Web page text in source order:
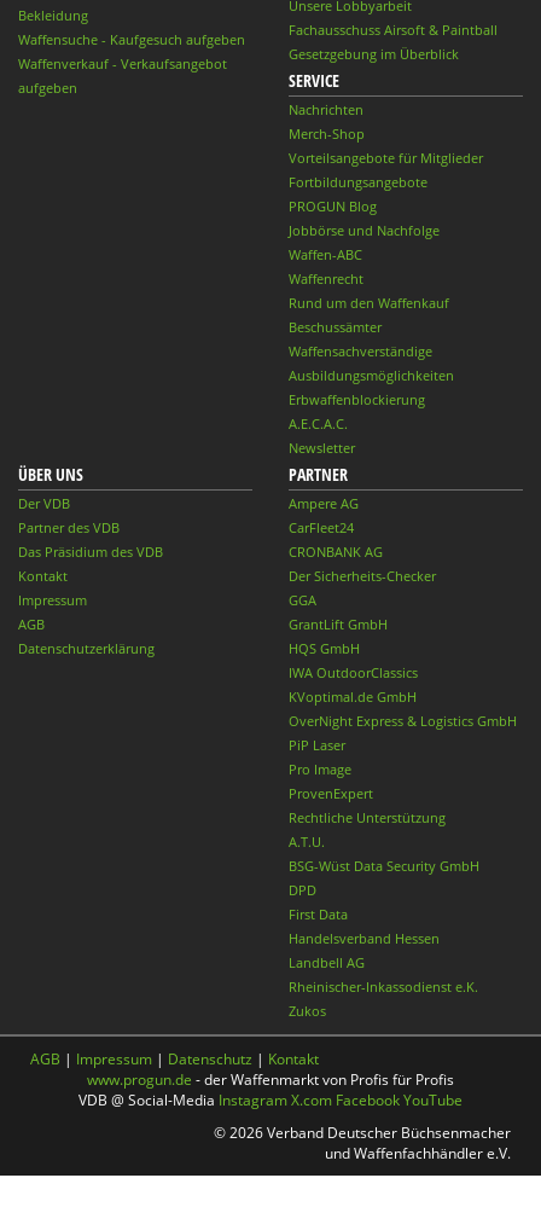
Bekleidung
Waffensuche - Kaufgesuch aufgeben
Waffenverkauf - Verkaufsangebot
aufgeben
Unsere Lobbyarbeit
Fachausschuss Airsoft & Paintball
Gesetzgebung im Überblick
SERVICE
Nachrichten
Merch-Shop
Vorteilsangebote für Mitglieder
Fortbildungsangebote
PROGUN Blog
Jobbörse und Nachfolge
Waffen-ABC
Waffenrecht
Rund um den Waffenkauf
Beschussämter
Waffensachverständige
Ausbildungsmöglichkeiten
Erbwaffenblockierung
A.E.C.A.C.
Newsletter
ÜBER UNS
Der VDB
Partner des VDB
Das Präsidium des VDB
Kontakt
Impressum
AGB
Datenschutzerklärung
PARTNER
Ampere AG
CarFleet24
CRONBANK AG
Der Sicherheits-Checker
GGA
GrantLift GmbH
HQS GmbH
IWA OutdoorClassics
KVoptimal.de GmbH
OverNight Express & Logistics GmbH
PiP Laser
Pro Image
ProvenExpert
Rechtliche Unterstützung
A.T.U.
BSG-Wüst Data Security GmbH
DPD
First Data
Handelsverband Hessen
Landbell AG
Rheinischer-Inkassodienst e.K.
Zukos
AGB | Impressum | Datenschutz | Kontakt
www.progun.de - der Waffenmarkt von Profis für Profis
VDB @ Social-Media InstagramX.com FacebookYouTube
© 2026 Verband Deutscher Büchsenmacher
und Waffenfachhändler e.V.